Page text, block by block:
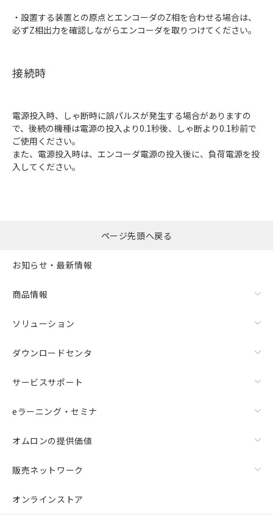
・設置する装置との原点とエンコーダのZ相を合わせる場合は、
必ずZ相出力を確認しながらエンコーダを取りつけてください。
接続時
電源投入時、しゃ断時に誤パルスが発生する場合がありますの
で、後続の機種は電源の投入より0.1秒後、しゃ断より0.1秒前で
ご使用ください。
また、電源投入時は、エンコーダ電源の投入後に、負荷電源を投
入してください。
ページ先頭へ戻る
お知らせ・最新情報
商品情報
ソリューション
ダウンロードセンタ
サービスサポート
eラーニング・セミナ
オムロンの提供価値
販売ネットワーク
オンラインストア